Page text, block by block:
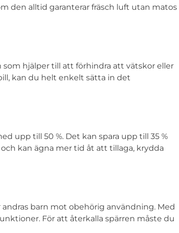
den alltid garanterar fräsch luft utan matos
hjälper till att förhindra att vätskor eller
kan du helt enkelt sätta in det
upp till 50 %. Det kan spara upp till 35 %
kan ägna mer tid åt att tillaga, krydda
barn mot obehörig användning. Med
För att återkalla spärren måste du